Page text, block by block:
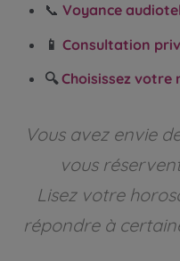
📞 Voyance audiotel
📱 Consultation
🔍Choisissez
Vous avez envie
vous
Lisez votre
répondre à